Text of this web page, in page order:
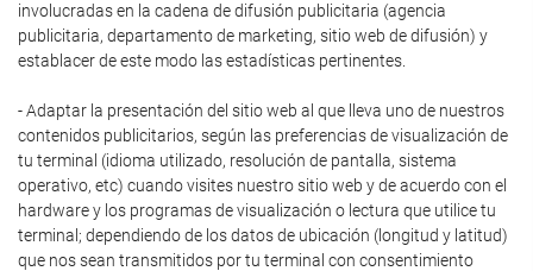
involucradas en la cadena de difusión publicitaria (agencia
publicitaria, departamento de marketing, sitio web de difusión) y
establacer de este modo las estadísticas pertinentes.
- Adaptar la presentación del sitio web al que lleva uno de nuestros
contenidos publicitarios, según las preferencias de visualización de
tu terminal (idioma utilizado, resolución de pantalla, sistema
operativo, etc) cuando visites nuestro sitio web y de acuerdo con el
hardware y los programas de visualización o lectura que utilice tu
terminal; dependiendo de los datos de ubicación (longitud y latitud)
que nos sean transmitidos por tu terminal con consentimiento